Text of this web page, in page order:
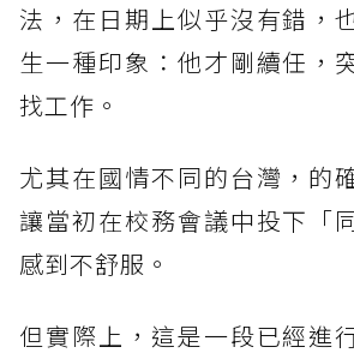
法，在日期上似乎沒有錯，
生一種印象：他才剛續任，
找工作。
尤其在國情不同的台灣，的
讓當初在校務會議中投下「
感到不舒服。
但實際上，這是一段已經進